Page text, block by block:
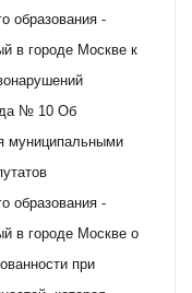
образования -
в городе Москве к
№ 10 Об
муниципальными
образования -
в городе Москве о
при